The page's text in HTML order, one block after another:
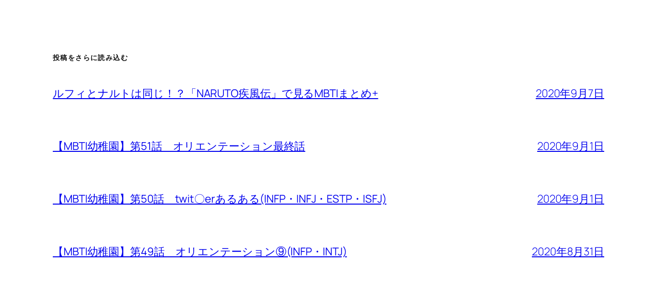
投稿をさらに読み込む
ルフィとナルトは同じ！？「NARUTO疾風伝」で見るMBTIまとめ+ 2020年9月7日
【MBTI幼稚園】第51話 オリエンテーション最終話 2020年9月1日
【MBTI幼稚園】第50話 twit〇erあるある(INFP・INFJ・ESTP・ISFJ) 2020年9月1日
【MBTI幼稚園】第49話 オリエンテーション⑨(INFP・INTJ) 2020年8月31日